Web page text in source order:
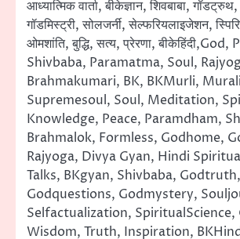
आध्यात्मिक वार्ता, बीकेज्ञान, शिवबाबा,
गॉडमिस्ट्री, सोलजर्नी, सेल्फरियलाइजेशन,
ओमशांति, बुद्धि, सत्य, प्रेरणा,
Shivbaba, Paramatma, Soul,
Brahmakumari, BK, BKMurli,
Supremesoul, Soul, Meditation,
Knowledge, Peace, Paramdham,
Brahmalok, Formless, Godhome,
Rajyoga, Divya Gyan, Hindi
Talks, BKgyan, Shivbaba, Godtruth,
Godquestions, Godmystery,
Selfactualization, SpiritualScience,
Wisdom, Truth, Inspiration,